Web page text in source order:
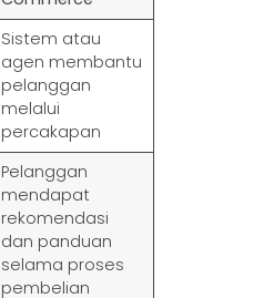
Sistem atau
agen membantu
pelanggan
melalui
percakapan
Pelanggan
mendapat
rekomendasi
dan panduan
selama proses
pembelian